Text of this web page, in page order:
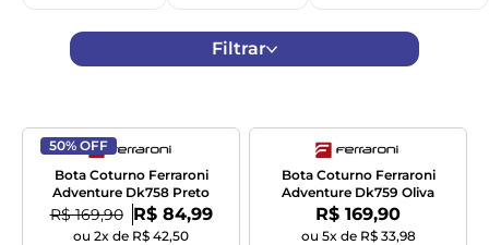
Filtrar
50% OFF
Bota Coturno Ferraroni
Adventure Dk758 Preto
De:
R$ 169,90 Por:
R$ 84,99
ou 2x de R$ 42,50
Bota Coturno Ferraroni
Adventure Dk759 Oliva
Por:
R$ 169,90
ou 5x de R$ 33,98